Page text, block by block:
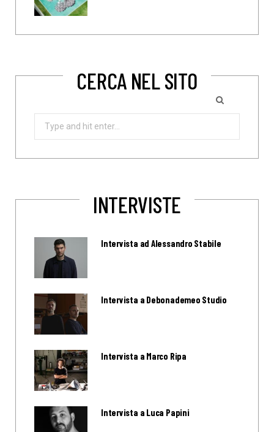
CERCA NEL SITO
Search
INTERVISTE
Intervista ad Alessandro Stabile
Intervista a Debonademeo Studio
Intervista a Marco Ripa
Intervista a Luca Papini